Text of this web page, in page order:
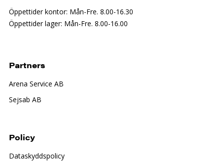
Öppettider kontor: Mån-Fre. 8.00-16.30
Öppettider lager: Mån-Fre. 8.00-16.00
Partners
Arena Service AB
Sejsab AB
Policy
Dataskyddspolicy